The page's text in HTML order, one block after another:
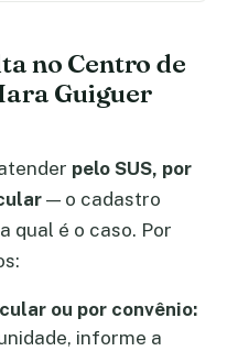
no Centro de
Guiguer
pelo SUS, por
— o cadastro
qual é o caso. Por
ou por convênio:
informe a